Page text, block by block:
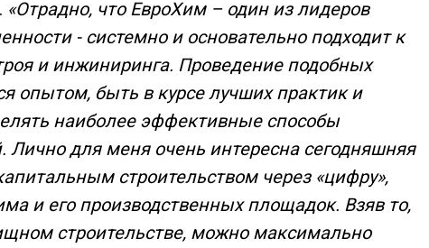
«Отрадно, что ЕвроХим – один из лидеров
- системно и основательно подходит к
и инжиниринга. Проведение подобных
опытом, быть в курсе лучших практик и
наиболее эффективные способы
для меня очень интересна сегодняшняя
строительством через «цифру»,
и его производственных площадок. Взяв то,
строительстве, можно максимально